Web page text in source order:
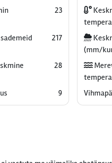
23
217
28
9
(mm/